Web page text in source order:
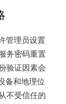
管理员设置
务密码重置
验证因素会
备和地理位
不受信任的